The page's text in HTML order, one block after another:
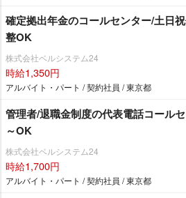
確定拠出年金のコールセンター/土日
整OK
株式会社ベルシステム24
時給1,350円
アルバイト・パート / 契約社員 / 東京都
管理者/退職金制度の代表電話コール
～OK
株式会社ベルシステム24
時給1,700円
アルバイト・パート / 契約社員 / 東京都